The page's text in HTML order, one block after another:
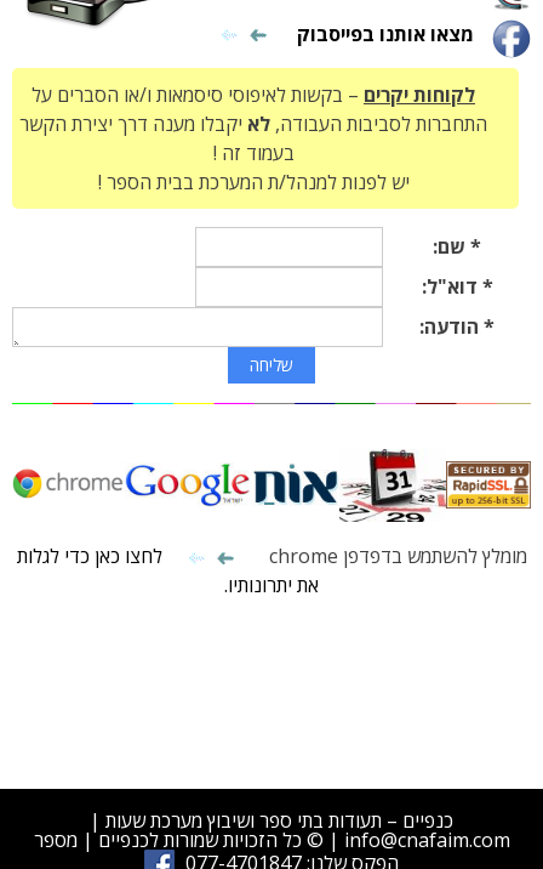
מצאו אותנו בפייסבוק
לקוחות יקרים – בקשות לאיפוסי סיסמאות ו/או הסברים על
התחברות לסביבות העבודה, לא יקבלו מענה דרך יצירת הקשר
בעמוד זה !
יש לפנות למנהל/ת המערכת בבית הספר !
* שם:
* דוא"ל:
* הודעה:
מומלץ להשתמש בדפדפן chrome
לחצו כאן כדי לגלות
את יתרונותיו.
כנפיים – תעודות בתי ספר ושיבוץ מערכת שעות |
info@cnafaim.com | © כל הזכויות שמורות לכנפיים | מספר
הפקס שלנו: 077-4701847